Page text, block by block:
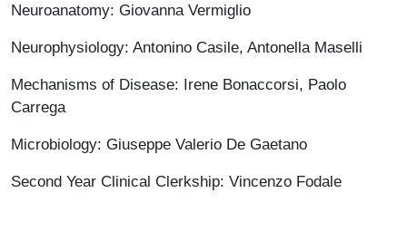
Neuroanatomy: Giovanna Vermiglio
Neurophysiology: Antonino Casile, Antonella Maselli
Mechanisms of Disease: Irene Bonaccorsi, Paolo
Carrega
Microbiology: Giuseppe Valerio De Gaetano
Second Year Clinical Clerkship: Vincenzo Fodale